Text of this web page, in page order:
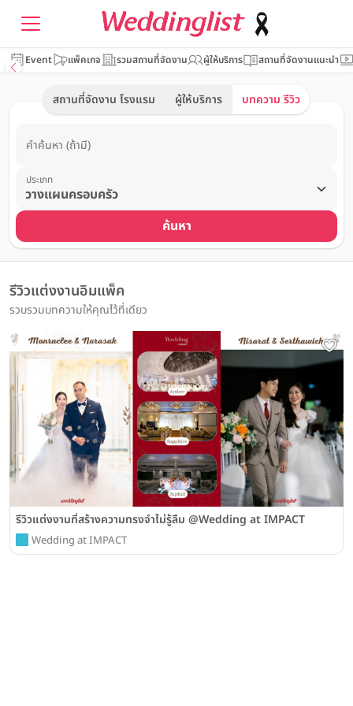
Event แพ็คเกจ รวมสถานที่จัดงาน ผู้ให้บริการ สถานที่จัดงานแนะนำ
สถานที่จัดงาน โรงแรม ผู้ให้บริการ บทความ รีวิว
คำค้นหา (ถ้ามี)
ประเภท
ค้นหา
รีวิวแต่งงานอิมแพ็ค
รวบรวมบทความให้คุณไว้ที่เดียว
รีวิวแต่งงานที่สร้างความทรงจำไม่รู้ลืม @Wedding at IMPACT
Wedding at IMPACT